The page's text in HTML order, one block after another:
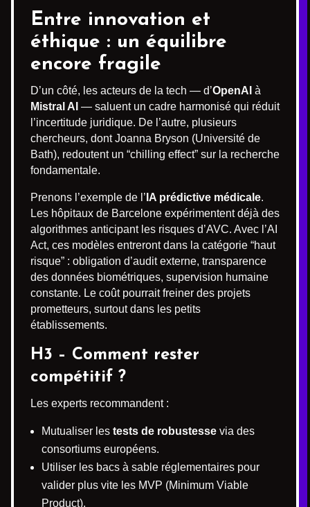
Entre innovation et
éthique : un équilibre
encore fragile
D’un côté, les acteurs de la tech — d’OpenAI à
Mistral AI — saluent un cadre harmonisé qui réduit
l’incertitude juridique. De l’autre, plusieurs
chercheurs, dont Joanna Bryson (Université de
Bath), redoutent un “chilling effect” sur la recherche
fondamentale.
Prenons l’exemple de l’ IA prédictive médicale.
Les hôpitaux de Barcelone expérimentent déjà des
algorithmes anticipant les risques d’AVC. Avec l’AI
Act, ces modèles entreront dans la catégorie “haut
risque” : obligation d’audit externe, transparence
des données biométriques, supervision humaine
constante. Le coût pourrait freiner des projets
prometteurs, surtout dans les petits
établissements.
H3 – Comment rester
compétitif ?
Les experts recommandent :
Mutualiser les tests de robustesse via des
consortiums européens.
Utiliser les bacs à sable réglementaires pour
valider plus vite les MVP (Minimum Viable
Product).